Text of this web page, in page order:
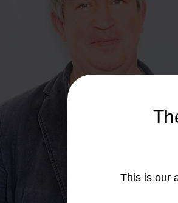
This is our